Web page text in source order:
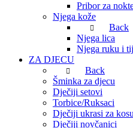
Pribor za
Njega kože
Back
Njega lica
Njega ruku i
ZA DJECU
Back
Šminka za djecu
Dječiji setovi
Torbice/Ruksaci
Dječiji ukrasi za kosu
Dječiji novčanici